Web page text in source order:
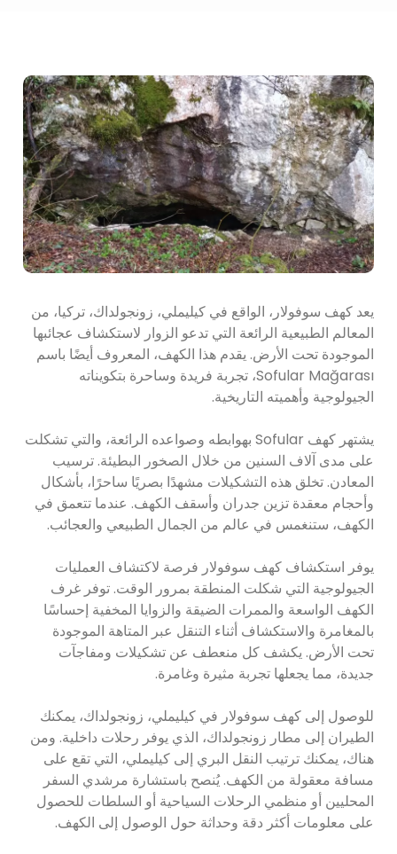
يعد كهف سوفولار، الواقع في كيليملي، زونجولداك، تركيا، من
المعالم الطبيعية الرائعة التي تدعو الزوار لاستكشاف عجائبها
الموجودة تحت الأرض. يقدم هذا الكهف، المعروف أيضًا باسم
Sofular Mağarası، تجربة فريدة وساحرة بتكويناته
الجيولوجية وأهميته التاريخية.
يشتهر كهف Sofular بهوابطه وصواعده الرائعة، والتي تشكلت
على مدى آلاف السنين من خلال الصخور البطيئة. ترسيب
المعادن. تخلق هذه التشكيلات مشهدًا بصريًا ساحرًا، بأشكال
وأحجام معقدة تزين جدران وأسقف الكهف. عندما تتعمق في
الكهف، ستنغمس في عالم من الجمال الطبيعي والعجائب.
يوفر استكشاف كهف سوفولار فرصة لاكتشاف العمليات
الجيولوجية التي شكلت المنطقة بمرور الوقت. توفر غرف
الكهف الواسعة والممرات الضيقة والزوايا المخفية إحساسًا
بالمغامرة والاستكشاف أثناء التنقل عبر المتاهة الموجودة
تحت الأرض. يكشف كل منعطف عن تشكيلات ومفاجآت
جديدة، مما يجعلها تجربة مثيرة وغامرة.
للوصول إلى كهف سوفولار في كيليملي، زونجولداك، يمكنك
الطيران إلى مطار زونجولداك، الذي يوفر رحلات داخلية. ومن
هناك، يمكنك ترتيب النقل البري إلى كيليملي، التي تقع على
مسافة معقولة من الكهف. يُنصح باستشارة مرشدي السفر
المحليين أو منظمي الرحلات السياحية أو السلطات للحصول
على معلومات أكثر دقة وحداثة حول الوصول إلى الكهف.